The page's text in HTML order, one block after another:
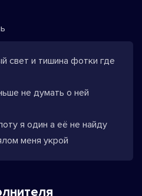
свет и тишина фотки где
не думать о ней
я один а её не найду
меня укрой